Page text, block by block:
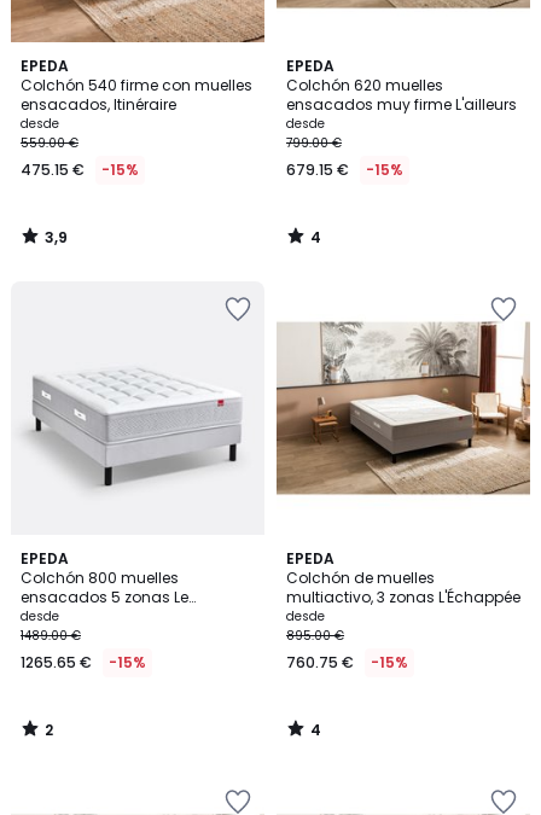
EPEDA
Colchón 540 firme con muelles
ensacados, Itinéraire
desde
559.00 €
475.15 € -15%
3,9
/ 5
3,9
/
EPEDA
Colchón 620 muelles
ensacados muy firme L'ailleurs
desde
799.00 €
679.15 € -15%
4
/
5
4
/
EPEDA
Colchón 800 muelles
ensacados 5 zonas Le
Majestueux
desde
1489.00 €
1265.65 € -15%
2
/
5
2
/
EPEDA
Colchón de muelles
multiactivo, 3 zonas L'Échappée
desde
895.00 €
760.75 € -15%
4
/
5
4
/